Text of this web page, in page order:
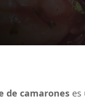
de camaroneses